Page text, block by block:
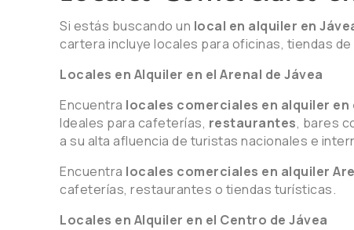
Si estás buscando un local en alquiler en
cartera incluye locales para oficinas, tiendas
Locales en Alquiler en el Arenal de Jávea
Encuentra locales comerciales en alquiler en
Ideales para cafeterías, restaurantes, bares
a su alta afluencia de turistas nacionales e
Encuentra locales comerciales en alquiler
cafeterías, restaurantes o tiendas turísticas.
Locales en Alquiler en el Centro de Jávea